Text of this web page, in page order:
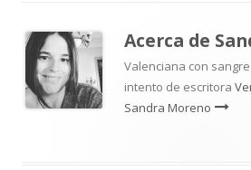
Acerca de
Valenciana con
intento de escritora
Sandra Moreno